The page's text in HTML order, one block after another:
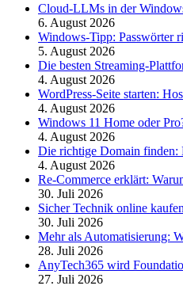
Cloud-LLMs in der
6. August 2026
Windows-Tipp: Passwörter
5. August 2026
Die besten Streaming-
4. August 2026
WordPress-Seite starten:
4. August 2026
Windows 11 Home oder
4. August 2026
Die richtige Domain finden:
4. August 2026
Re-Commerce erklärt:
30. Juli 2026
Sicher Technik online
30. Juli 2026
Mehr als Automatisierung:
28. Juli 2026
AnyTech365 wird
27. Juli 2026